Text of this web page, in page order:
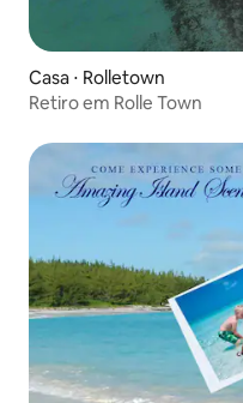
Casa ⋅ Rolletown
Retiro em Rolle Town